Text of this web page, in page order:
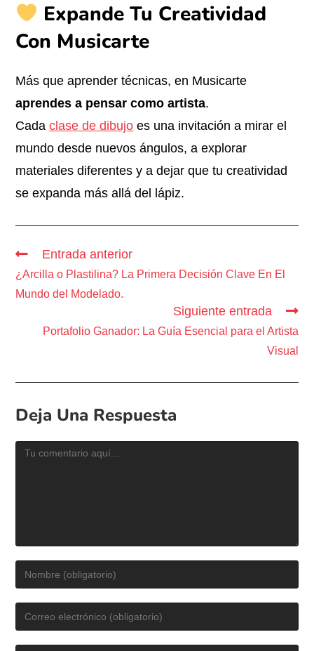
Expande Tu Creatividad
Con Musicarte
Más que aprender técnicas, en Musicarte
aprendes a pensar como artista.
Cadaclase de dibujo es una invitación a mirar el
mundo desde nuevos ángulos, a explorar
materiales diferentes y a dejar que tu creatividad
se expanda más allá del lápiz.
Entrada anterior
¿Arcilla o Plastilina? La Primera Decisión Clave En El
Mundo del Modelado.
Siguiente entrada
Portafolio Ganador: La Guía Esencial para el Artista
Visual
Deja Una Respuesta